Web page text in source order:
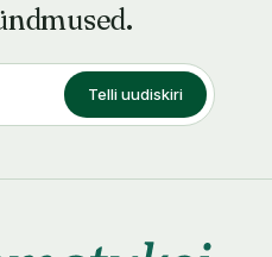
Telli uudiskiri